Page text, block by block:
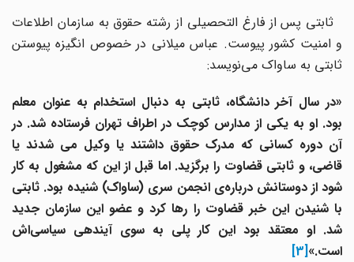
ثابتی پس از فارغ التحصیلی از رشته حقوق به سازمان اطلاعات
و امنیت کشور پیوست. عباس میلانی در خصوص انگیزه پیوستن
ثابتی به ساواک می‌نویسد:
«در سال آخر دانشگاه، ثابتی به دنبال استخدام به عنوان معلم
بود. او به یکی از مدارس کوچک در اطراف تهران فرستاده شد. در
آن دوره کسانی که مدرک حقوق داشتند یا وکیل می شدند یا
قاضی، و ثابتی قضاوت را برگزید. اما قبل از این که مشغول به کار
شود از دوستانش درباره‌ی انجمن سری (ساواک) شنیده بود. ثابتی
با شنیدن این خبر قضاوت را رها کرد و عضو این سازمان جدید
شد. او معتقد بود این کار پلی به سوی آینده­ی سیاسی‌اش
است.»[3]